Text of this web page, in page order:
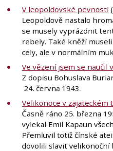
V leopoldovské pevnosti
Leopoldově nastalo
se musely vyprázdnit
rebely. Také kněží
cely, ale v normálním
Ve vězení jsem se naučil
Z dopisu Bohuslava
24. června 1943.
Velikonoce v zajateckém
Časně ráno 25. března
vylekal Emil Kapaun
Přemluvil totiž čínské
dovolili slavit velikonoční